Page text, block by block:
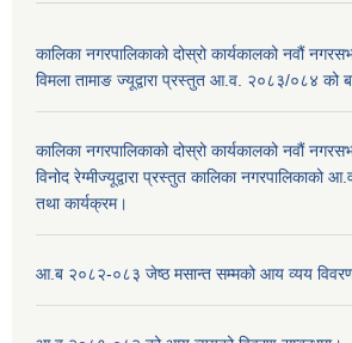
कालिका नगरपालिकाको दोस्रो कार्यकालको नवौं
विमला तामाङ ज्यूद्वारा प्रस्तुत आ.व. २०८३/०८४ को
कालिका नगरपालिकाको दोस्रो कार्यकालको नवौं
विनोद रेग्मीज्यूद्वारा प्रस्तुत कालिका नगरपालिकाको
तथा कार्यक्रम।
आ.ब २०८२-०८३ जेष्ठ मसान्त सम्मको आय व्यय विवरण